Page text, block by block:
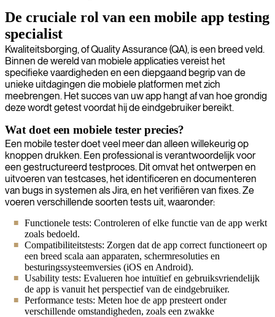
De cruciale rol van een mobile app testing
specialist
Kwaliteitsborging, of Quality Assurance (QA), is een breed veld.
Binnen de wereld van mobiele applicaties vereist het
specifieke vaardigheden en een diepgaand begrip van de
unieke uitdagingen die mobiele platformen met zich
meebrengen. Het succes van uw app hangt af van hoe grondig
deze wordt getest voordat hij de eindgebruiker bereikt.
Wat doet een mobiele tester precies?
Een mobile tester doet veel meer dan alleen willekeurig op
knoppen drukken. Een professional is verantwoordelijk voor
een gestructureerd testproces. Dit omvat het ontwerpen en
uitvoeren van testcases, het identificeren en documenteren
van bugs in systemen als Jira, en het verifiëren van fixes. Ze
voeren verschillende soorten tests uit, waaronder:
Functionele tests: Controleren of elke functie van de app werkt
zoals bedoeld.
Compatibiliteitstests: Zorgen dat de app correct functioneert op
een breed scala aan apparaten, schermresoluties en
besturingssysteemversies (iOS en Android).
Usability tests: Evalueren hoe intuïtief en gebruiksvriendelijk
de app is vanuit het perspectief van de eindgebruiker.
Performance tests: Meten hoe de app presteert onder
verschillende omstandigheden, zoals een zwakke